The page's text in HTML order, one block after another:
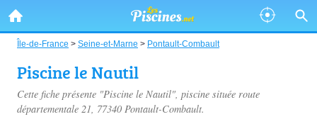
Île-de-France > Seine-et-Marne > Pontault-Combault
Piscine le Nautil
Cette fiche présente "Piscine le Nautil", piscine située route
départementale 21, 77340 Pontault-Combault.